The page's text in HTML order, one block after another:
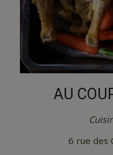
AU
6 rue des